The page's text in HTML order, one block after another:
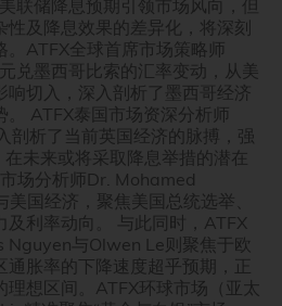
联储降息预期引领市场风向，但
性及降息效果的差异化，将深刻
。ATFX全球首席市场策略师
兑墨西哥比索的汇率变动，从美
响切入，深入剖析了墨西哥经济
ATFX泰国市场资深分析师
剖析了当前英国经济的脉搏，强
未来或将采取降息举措的潜在
场分析师Dr. Mohamed
国经济，聚焦美国总统选举、
利率动向。 与此同时，ATFX
Nguyen与Olwen Le则聚焦于欧
胀率的下降速度超乎预期，正
想区间。ATFX环球市场（亚太